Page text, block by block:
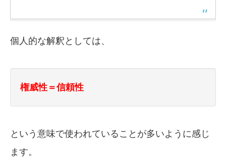
個人的な解釈としては、
権威性＝信頼性
という意味で使われていることが多いように感じ
ます。